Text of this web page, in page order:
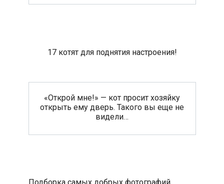
17 котят для поднятия настроения!
«Открой мне!» — кот просит хозяйку
открыть ему дверь. Такого вы еще не
видели…